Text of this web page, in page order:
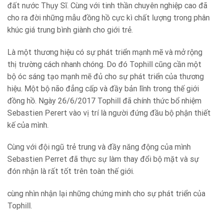
đất nước Thụy Sĩ. Cùng với tinh thần chuyên nghiệp cao đã
cho ra đời những mẫu đồng hồ cực kì chất lượng trong phân
khúc giá trung bình giành cho giới trẻ.
Là một thương hiệu có sự phát triển mạnh mẽ và mở rộng
thị trường cách nhanh chóng. Do đó Tophill cũng cần một
bộ óc sáng tạo mạnh mẽ đủ cho sự phát triển của thương
hiệu. Một bộ não đẳng cấp và đầy bản lĩnh trong thế giới
đồng hồ. Ngày 26/6/2017 Tophill đã chính thức bổ nhiệm
Sebastien Perert vào vị trí là người đứng đầu bộ phận thiết
kế của mình.
Cùng với đội ngũ trẻ trung và đầy năng động của mình
Sebastien Perret đã thực sự làm thay đổi bộ mặt và sự
đón nhận là rất tốt trên toàn thế giới.
cùng nhìn nhận lại những chứng minh cho sự phát triển của
Tophill.